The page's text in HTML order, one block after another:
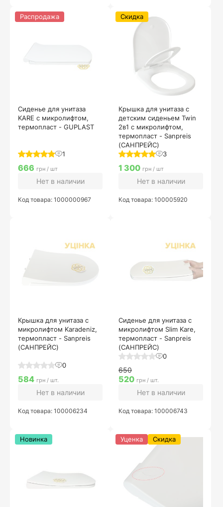
Cиденье для унитаза
KARE с микролифтом,
термопласт - GUPLAST
1
Распродажа
666 грн / шт
Нет в наличии
Код товара: 1000000967
Крышка для унитаза с
детским сиденьем Twin
2в1 с микролифтом,
термопласт - Sanpreis
(САНПРЕЙС)
3
Скидка
1 300 грн / шт
Нет в наличии
Код товара: 100005920
Крышка для унитаза с
микролифтом Karadeniz,
термопласт - Sanpreis
(САНПРЕЙС)
0
584 грн / шт.
Нет в наличии
Код товара: 100006234
Сиденье для унитаза с
микролифтом Slim Kare,
термопласт - Sanpreis
(САНПРЕЙС)
0
650
520 грн / шт.
Нет в наличии
Код товара: 100006743
Новинка Уценка Скидка